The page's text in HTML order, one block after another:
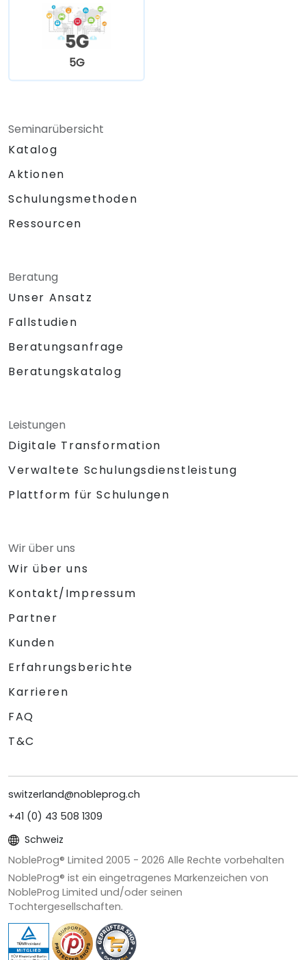
5G
Seminarübersicht
Katalog
Aktionen
Schulungsmethoden
Ressourcen
Beratung
Unser Ansatz
Fallstudien
Beratungsanfrage
Beratungskatalog
Leistungen
Digitale Transformation
Verwaltete Schulungsdienstleistung
Plattform für Schulungen
Wir über uns
Wir über uns
Kontakt/Impressum
Partner
Kunden
Erfahrungsberichte
Karrieren
FAQ
T&C
switzerland@nobleprog.ch
+41 (0) 43 508 1309
Schweiz
NobleProg® Limited 2005 - 2026 Alle Rechte vorbehalten
NobleProg® ist ein eingetragenes Markenzeichen von
NobleProg Limited und/oder seinen
Tochtergesellschaften.